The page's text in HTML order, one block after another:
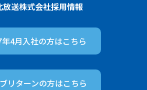
放送株式会社採用情報
4月入社の方はこちら
リターンの方はこちら